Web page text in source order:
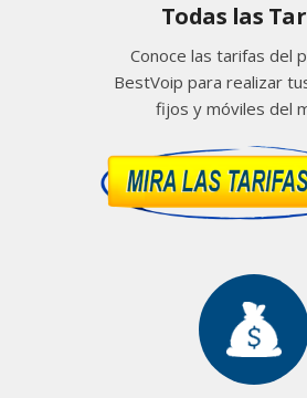
Todas las
Conoce las tarifas del
BestVoip para realizar
fijos y móviles del